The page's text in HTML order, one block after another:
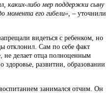
каких-либо мер поддержки сыну
момента его гибели», – уточнили
видеться с ребенком, но
отклонил. Сам по себе факт
не делает отца полноценным
здоровье, развитии, образовании
занимался отчим. Он